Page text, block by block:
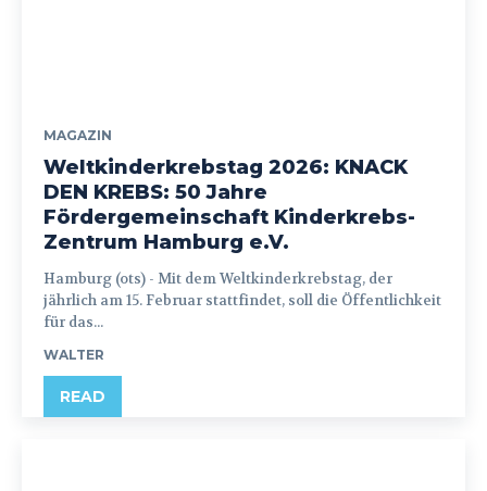
MAGAZIN
Weltkinderkrebstag 2026: KNACK
DEN KREBS: 50 Jahre
Fördergemeinschaft Kinderkrebs-
Zentrum Hamburg e.V.
Hamburg (ots) - Mit dem Weltkinderkrebstag, der
jährlich am 15. Februar stattfindet, soll die Öffentlichkeit
für das...
WALTER
READ